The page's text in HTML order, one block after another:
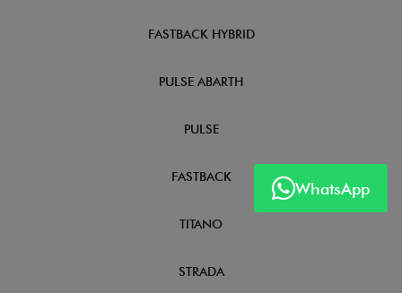
WhatsApp
FASTBACK HYBRID
PULSE ABARTH
PULSE
FASTBACK
TITANO
STRADA